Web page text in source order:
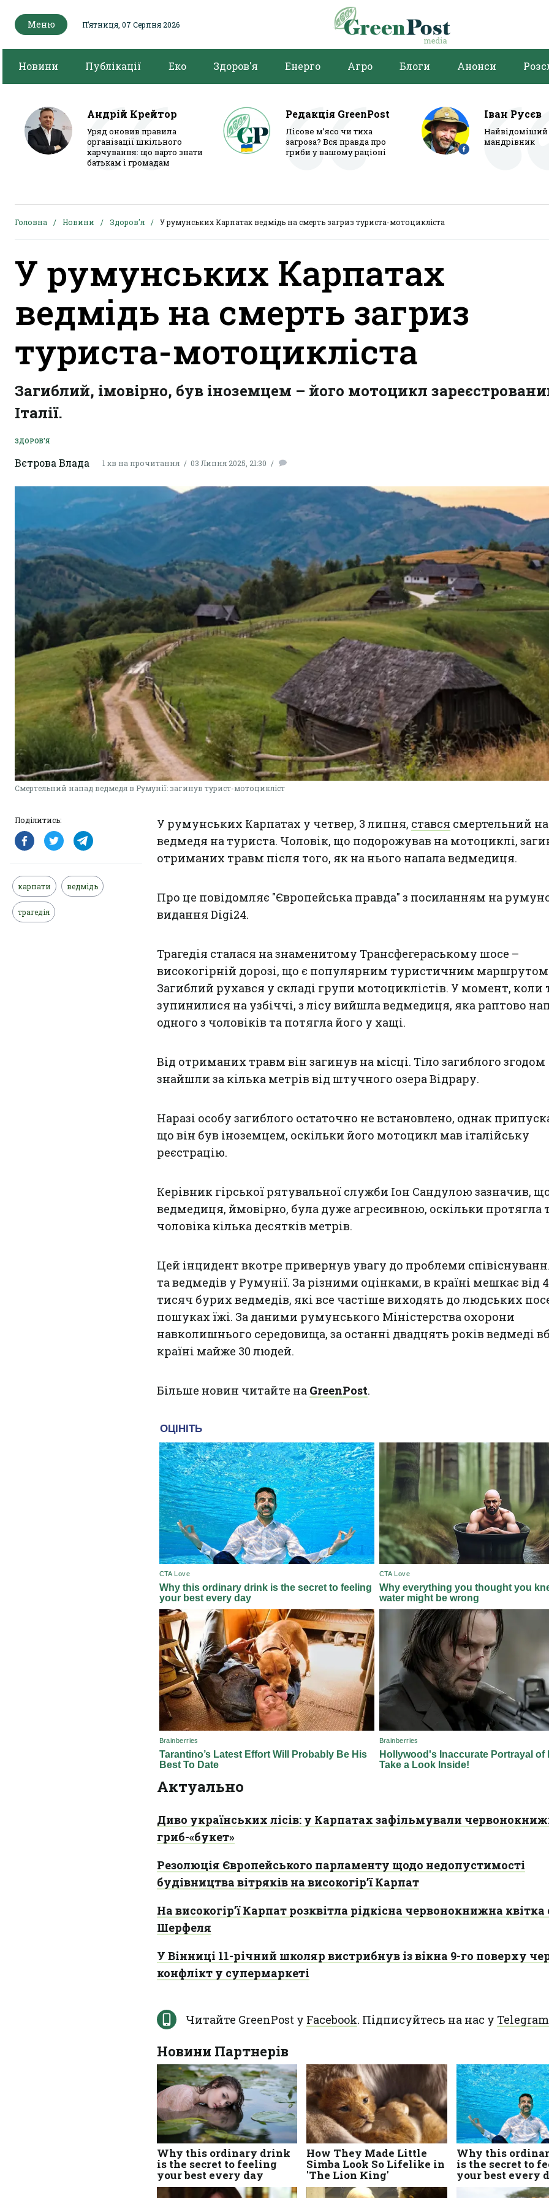
Меню Пʼятниця, 07 Серпня 2026
Новини Публікації Еко Здоров'я Енерго Агро Блоги Анонси
Андрій Крейтор
Уряд оновив правила
організації шкільного
харчування: що варто знати
батькам і громадам
Редакція GreenPost
Лісове м’ясо чи тиха
загроза? Вся правда про
гриби у вашому раціоні
Іван Русєв
мандрівник
Головна Новини Здоров'я У румунських Карпатах ведмідь на смерть загриз туриста-мотоцикліста
У румунських Карпатах
ведмідь на смерть загриз
туриста-мотоцикліста
Загиблий, імовірно, був іноземцем – його мотоцикл
Італії.
ЗДОРОВ'Я
Вєтрова Влада 1 хв на прочитання 03 Липня 2025, 21:30
Смертельний напад ведмедя в Румунії: загинув турист-мотоцикліст
Поділитись:
карпати ведмідь
трагедія
У румунських Карпатах у четвер, 3 липня, стався смертельний
ведмедя на туриста. Чоловік, що подорожував на мотоциклі,
отриманих травм після того, як на нього напала ведмедиця.
Про це повідомляє "Європейська правда" з посиланням на
видання Digi24.
Трагедія сталася на знаменитому Трансфегераському шосе –
високогірній дорозі, що є популярним туристичним
Загиблий рухався у складі групи мотоциклістів. У момент, коли
зупинилися на узбіччі, з лісу вийшла ведмедиця, яка раптово
одного з чоловіків та потягла його у хащі.
Від отриманих травм він загинув на місці. Тіло загиблого згодом
знайшли за кілька метрів від штучного озера Відрару.
Наразі особу загиблого остаточно не встановлено, однак
що він був іноземцем, оскільки його мотоцикл мав італійську
реєстрацію.
Керівник гірської рятувальної служби Іон Сандулою зазначив,
ведмедиця, ймовірно, була дуже агресивною, оскільки протягла
чоловіка кілька десятків метрів.
Цей інцидент вкотре привернув увагу до проблеми
та ведмедів у Румунії. За різними оцінками, в країні мешкає від 4
тисяч бурих ведмедів, які все частіше виходять до людських
пошуках їжі. За даними румунського Міністерства охорони
навколишнього середовища, за останні двадцять років ведмеді
країні майже 30 людей.
Більше новин читайте на GreenPost.
Актуально
Диво українських лісів: у Карпатах зафільмували
гриб-«букет»
Резолюція Європейського парламенту щодо недопустимості
будівництва вітряків на високогір’ї Карпат
На високогір’ї Карпат розквітла рідкісна червонокнижна квітка
Шерфеля
У Вінниці 11-річний школяр вистрибнув із вікна 9-го поверху
конфлікт у супермаркеті
Читайте GreenPost у Facebook. Підписуйтесь на нас у Telegram